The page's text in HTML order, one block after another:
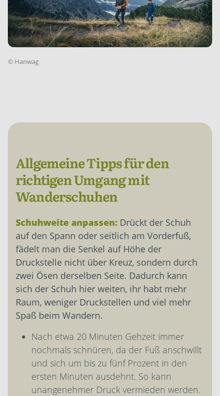
© Hanwag
Allgemeine Tipps für den
richtigen Umgang mit
Wanderschuhen
Schuhweite anpassen: Drückt der Schuh
auf den Spann oder seitlich am Vorderfuß,
fädelt man die Senkel auf Höhe der
Druckstelle nicht über Kreuz, sondern durch
zwei Ösen derselben Seite. Dadurch kann
sich der Schuh hier weiten, ihr habt mehr
Raum, weniger Druckstellen und viel mehr
Spaß beim Wandern.
Nach etwa 20 Minuten Gehzeit immer
nochmals schnüren, da der Fuß anschwillt
und sich um bis zu fünf Prozent in den
ersten Minuten ausdehnt. So kann
unangenehmer Druck vermieden werden.